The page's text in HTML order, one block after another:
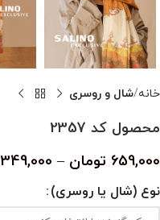
خانه شال و روسری
محصول کد 2357
659,000 تومان –
349,000
نوع (شال یا روسری)